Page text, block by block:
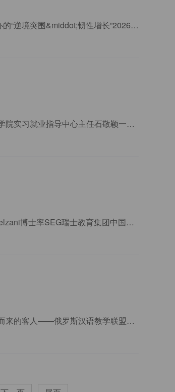
3月31日，由中瑞酒店管理学院（简称中瑞）酒店业研究中心主办、中国旅游饭店业协会人力资源分会协办的“逆境突围&middot;韧性增长”2026酒店评论新智汇沙龙在上海新国
为了深化校企协同育人，助力酒店行业高质量发展，拓宽学生高质量实习就业渠道，近日，中瑞酒店管理学院实习就业指导中心主任石敬颖一行赴北京东三环希尔顿逸林酒店拜访交流。双方围
瑞士名校前沿课程赋能中瑞师生深化中瑞国际化教育合作近日，瑞士恺撒里兹大学副校长Alessandro Cavelzani博士率SEG瑞士教育集团中国办公室代表团一行到访中瑞酒店管理学院。
增进教育交流共话美好未来俄罗斯汉语教学联盟师生团到访中瑞近日，中瑞酒店管理学院迎来了一批远道而来的客人——俄罗斯汉语教学联盟师生团一行8人。该师生团此次